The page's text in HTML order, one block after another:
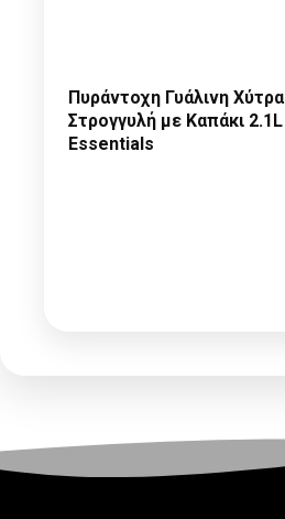
Πυράντοχη Γυάλινη Χύτρα
Στρογγυλή με Καπάκι 2.1L
Essentials